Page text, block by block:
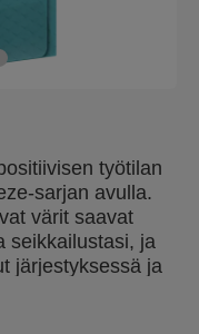
työtilan
sarjan avulla.
värit saavat
seikkailustasi, ja
järjestyksessä ja
aikana. Esselte